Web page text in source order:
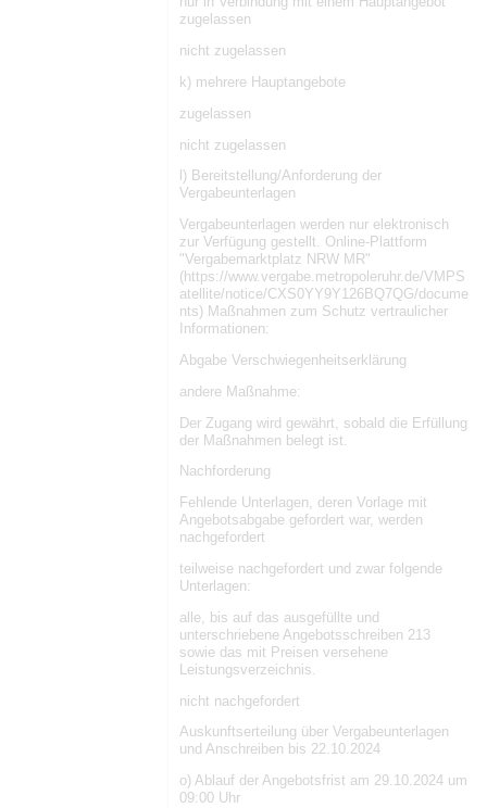
zugelassen
nicht zugelassen
k) mehrere Hauptangebote
zugelassen
nicht zugelassen
l) Bereitstellung/Anforderung der
Vergabeunterlagen
Vergabeunterlagen werden nur elektronisch
zur Verfügung gestellt. Online-Plattform
"Vergabemarktplatz NRW MR"
(https://www.vergabe.metropoleruhr.de/VMPS
atellite/notice/CXS0YY9Y126BQ7QG/docume
nts) Maßnahmen zum Schutz vertraulicher
Informationen:
Abgabe Verschwiegenheitserklärung
andere Maßnahme:
Der Zugang wird gewährt, sobald die Erfüllung
der Maßnahmen belegt ist.
Nachforderung
Fehlende Unterlagen, deren Vorlage mit
Angebotsabgabe gefordert war, werden
nachgefordert
teilweise nachgefordert und zwar folgende
Unterlagen:
alle, bis auf das ausgefüllte und
unterschriebene Angebotsschreiben 213
sowie das mit Preisen versehene
Leistungsverzeichnis.
nicht nachgefordert
Auskunftserteilung über Vergabeunterlagen
und Anschreiben bis 22.10.2024
o) Ablauf der Angebotsfrist am 29.10.2024 um
09:00 Uhr